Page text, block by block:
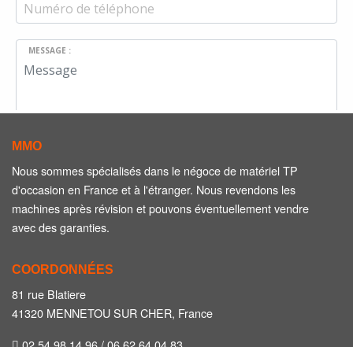
MESSAGE :
ET AUX LIBERTÉS :
EN COCHANT CETTE CASE, J’ACCEPTE QUE LES INFORMATIONS RECUEILLIES SUR
CE FORMULAIRE SOIENT ENREGISTRÉES
Annuler Valider
MMO
Nous sommes spécialisés dans le négoce de matériel TP
d'occasion en France et à l'étranger. Nous revendons les
machines après révision et pouvons éventuellement vendre
avec des garanties.
COORDONNÉES
81 rue Blatiere
41320 MENNETOU SUR CHER, France